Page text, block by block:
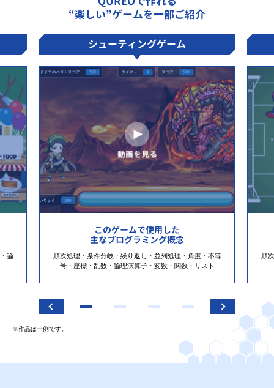
“楽しい”ゲームを一部ご紹介
論
シューティングゲーム
このゲームで使用した
主なプログラミング概念
順次処理・条件分岐・繰り返し・並列処理・角度・不等
号・座標・乱数・論理演算子・変数・関数・リスト
順
※作品は一例です。